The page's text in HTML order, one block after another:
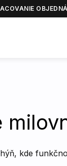
kde